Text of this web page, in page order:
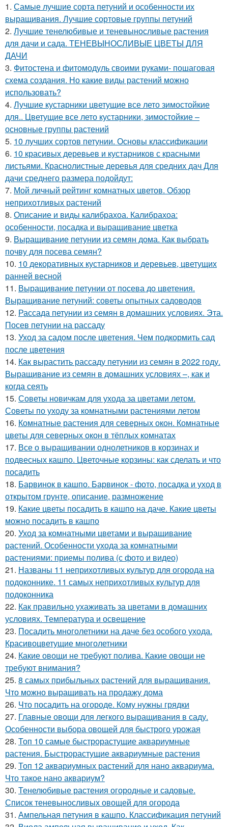
1. Самые лучшие сорта петуний и особенности их
выращивания. Лучшие сортовые группы петуний
2. Лучшие тенелюбивые и теневыносливые растения
для дачи и сада. ТЕНЕВЫНОСЛИВЫЕ ЦВЕТЫ ДЛЯ
ДАЧИ
3. Фитостена и фитомодуль своими руками- пошаговая
схема создания. Но какие виды растений можно
использовать?
4. Лучшие кустарники цветущие все лето зимостойкие
для.. Цветущие все лето кустарники, зимостойкие –
основные группы растений
5. 10 лучших сортов петунии. Основы классификации
6. 10 красивых деревьев и кустарников с красными
листьями. Краснолистные деревья для средних дач Для
дачи среднего размера подойдут:
7. Мой личный рейтинг комнатных цветов. Обзор
неприхотливых растений
8. Описание и виды калибрахоа. Калибрахоа:
особенности, посадка и выращивание цветка
9. Выращивание петунии из семян дома. Как выбрать
почву для посева семян?
10. 10 декоративных кустарников и деревьев, цветущих
ранней весной
11. Выращивание петунии от посева до цветения.
Выращивание петуний: советы опытных садоводов
12. Рассада петунии из семян в домашних условиях. Эта.
Посев петунии на рассаду
13. Уход за садом после цветения. Чем подкормить сад
после цветения
14. Как вырастить рассаду петунии из семян в 2022 году.
Выращивание из семян в домашних условиях –, как и
когда сеять
15. Советы новичкам для ухода за цветами летом.
Советы по уходу за комнатными растениями летом
16. Комнатные растения для северных окон. Комнатные
цветы для северных окон в тёплых комнатах
17. Все о выращивании однолетников в корзинах и
подвесных кашпо. Цветочные корзины: как сделать и что
посадить
18. Барвинок в кашпо. Барвинок - фото, посадка и уход в
открытом грунте, описание, размножение
19. Какие цветы посадить в кашпо на даче. Какие цветы
можно посадить в кашпо
20. Уход за комнатными цветами и выращивание
растений. Особенности ухода за комнатными
растениями: приемы полива (с фото и видео)
21. Названы 11 неприхотливых культур для огорода на
подоконнике. 11 самых неприхотливых культур для
подоконника
22. Как правильно ухаживать за цветами в домашних
условиях. Температура и освещение
23. Посадить многолетники на даче без особого ухода.
Красивоцветущие многолетники
24. Какие овощи не требуют полива. Какие овощи не
требуют внимания?
25. 8 самых прибыльных растений для выращивания.
Что можно выращивать на продажу дома
26. Что посадить на огороде. Кому нужны грядки
27. Главные овощи для легкого выращивания в саду.
Особенности выбора овощей для быстрого урожая
28. Топ 10 самые быстрорастущие аквариумные
растения. Быстрорастущие аквариумные растения
29. Топ 12 аквариумных растений для нано аквариума.
Что такое нано аквариум?
30. Тенелюбивые растения огородные и садовые.
Список теневыносливых овощей для огорода
31. Ампельная петуния в кашпо. Классификация петуний